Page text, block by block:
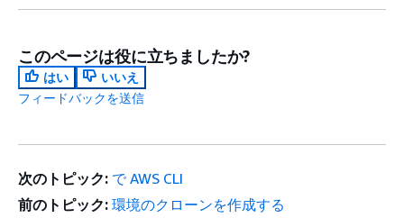
このページは役に立ちましたか?
はい
いいえ
フィードバックを送信
次のトピック: で AWS CLI
前のトピック: 環境のクローンを作成する